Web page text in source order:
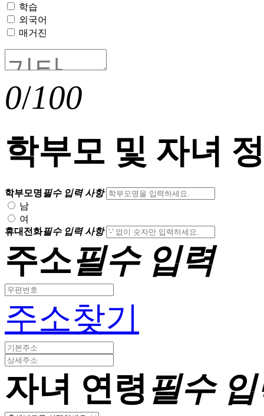
학습
외국어
매거진
0/100
학부모 및 자녀
학부모명필수 입력 사항
남
여
휴대전화필수 입력 사항
주소필수 입력
주소찾기
자녀 연령 필수